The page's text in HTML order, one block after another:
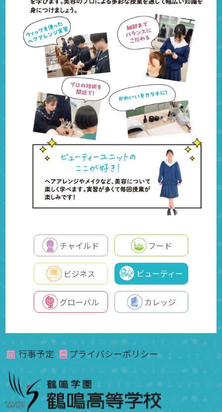
チャイルド フード
ビジネス ビューティー
グローバル カレッジ
行事予定 プライバシーポリシー